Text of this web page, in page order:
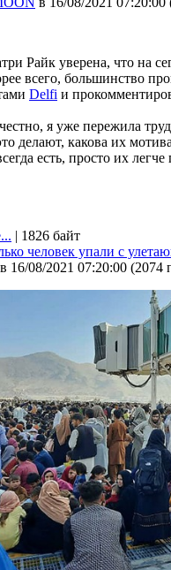
Райк уверена, что на
всего, большинство
Delfi и
я уже пережила
делают, какова их
есть, просто их
| 1826 байт
человек упали с
в 16/08/2021 07:20:00 (2074